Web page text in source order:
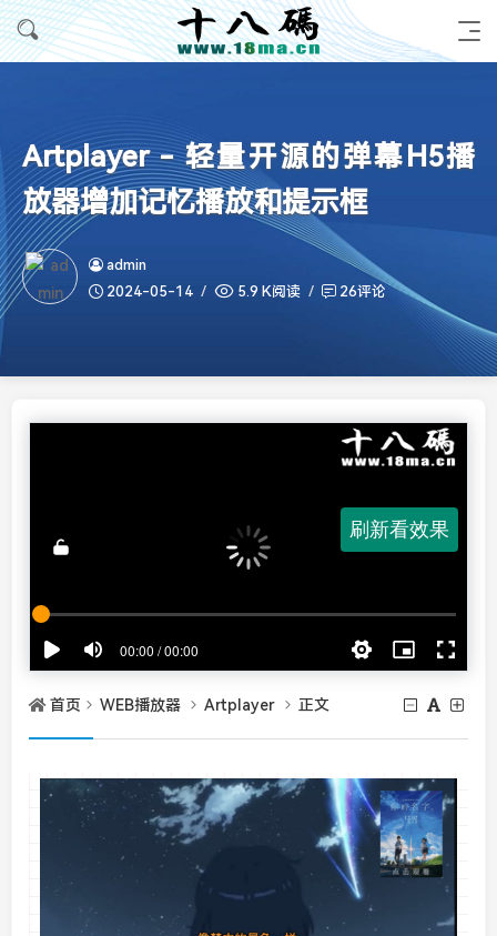
Artplayer - 轻量开源的弹幕H5播
放器增加记忆播放和提示框
admin
2024-05-14
5.9 K阅读 26评论
首页 WEB播放器 Artplayer 正文